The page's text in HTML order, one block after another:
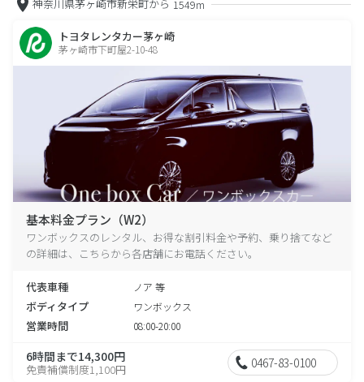
神奈川県茅ヶ崎市新栄町から 1549m
トヨタレンタカー茅ヶ崎
茅ヶ崎市下町屋2-10-48
基本料金プラン（W2）
ワンボックスのレンタル、お得な割引料金や予約、乗り捨てなど
の詳細は、こちらから各店舗にお電話ください。
代表車種 ノア 等
ボディタイプ ワンボックス
営業時間 08:00-20:00
6時間まで14,300円
免責補償制度1,100円 0467-83-0100